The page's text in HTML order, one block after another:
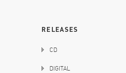
RELEASES
CD
DIGITAL